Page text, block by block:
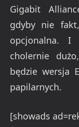
Gigabit
gdyby nie
opcjonalna.
cholernie
będzie wersja
papilarnych.
[showads